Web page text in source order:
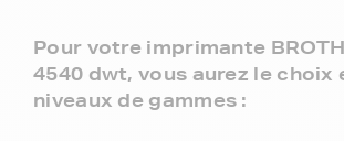
Pour votre imprimante
4540 dwt, vous aurez le choix
niveaux de gammes :